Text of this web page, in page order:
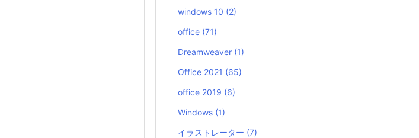
windows 10 (2)
office (71)
Dreamweaver (1)
Office 2021 (65)
office 2019 (6)
Windows (1)
イラストレーター (7)